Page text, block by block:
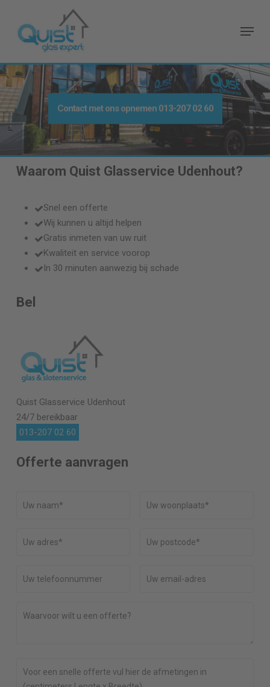
main
Menu
Contact met ons opnemen 013-207 02 60
Waarom Quist Glasservice Udenhout?
Snel een offerte
Wij kunnen u altijd helpen
Gratis inmeten van uw ruit
Kwaliteit en service voorop
In 30 minuten aanwezig bij schade
Bel
Quist Glasservice Udenhout
24/7 bereikbaar
013-207 02 60
Offerte aanvragen